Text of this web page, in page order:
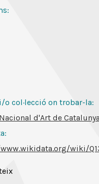
o col·lecció on trobar-la:
d'Art de Catalunya
wiki/